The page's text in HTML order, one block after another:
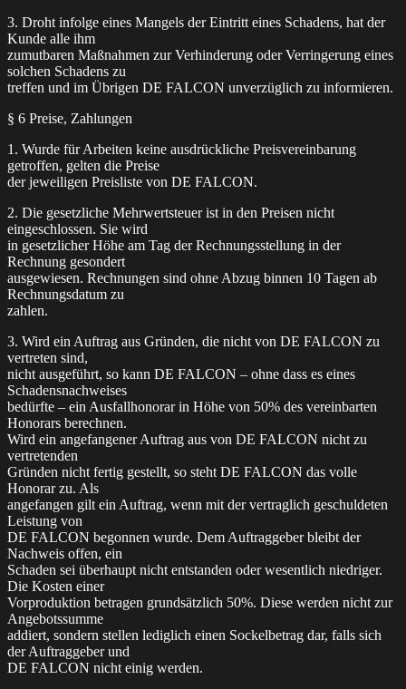
3. Droht infolge eines Mangels der Eintritt eines Schadens, hat der
Kunde alle ihm
zumutbaren Maßnahmen zur Verhinderung oder Verringerung eines
solchen Schadens zu
treffen und im Übrigen DE FALCON unverzüglich zu informieren.
§ 6 Preise, Zahlungen
1. Wurde für Arbeiten keine ausdrückliche Preisvereinbarung
getroffen, gelten die Preise
der jeweiligen Preisliste von DE FALCON.
2. Die gesetzliche Mehrwertsteuer ist in den Preisen nicht
eingeschlossen. Sie wird
in gesetzlicher Höhe am Tag der Rechnungsstellung in der
Rechnung gesondert
ausgewiesen. Rechnungen sind ohne Abzug binnen 10 Tagen ab
Rechnungsdatum zu
zahlen.
3. Wird ein Auftrag aus Gründen, die nicht von DE FALCON zu
vertreten sind,
nicht ausgeführt, so kann DE FALCON – ohne dass es eines
Schadensnachweises
bedürfte – ein Ausfallhonorar in Höhe von 50% des vereinbarten
Honorars berechnen.
Wird ein angefangener Auftrag aus von DE FALCON nicht zu
vertretenden
Gründen nicht fertig gestellt, so steht DE FALCON das volle
Honorar zu. Als
angefangen gilt ein Auftrag, wenn mit der vertraglich geschuldeten
Leistung von
DE FALCON begonnen wurde. Dem Auftraggeber bleibt der
Nachweis offen, ein
Schaden sei überhaupt nicht entstanden oder wesentlich niedriger.
Die Kosten einer
Vorproduktion betragen grundsätzlich 50%. Diese werden nicht zur
Angebotssumme
addiert, sondern stellen lediglich einen Sockelbetrag dar, falls sich
der Auftraggeber und
DE FALCON nicht einig werden.